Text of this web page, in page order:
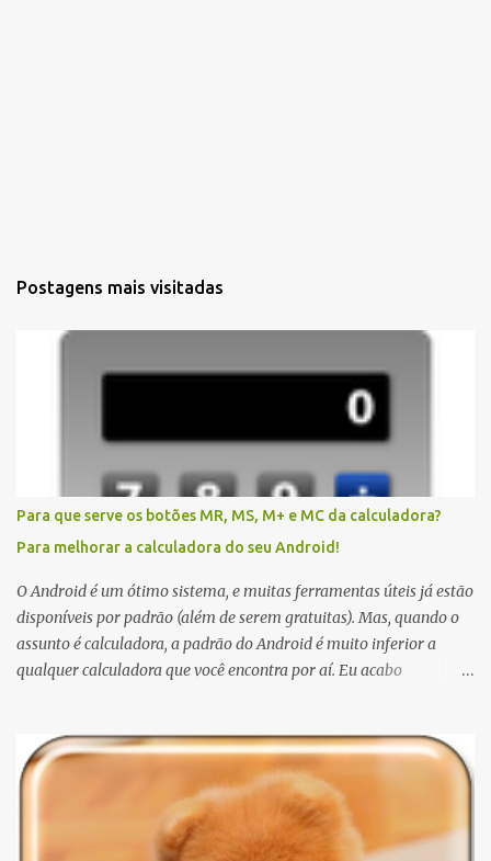
Postagens mais visitadas
Para que serve os botões MR, MS, M+ e MC da calculadora?
Para melhorar a calculadora do seu Android!
O Android é um ótimo sistema, e muitas ferramentas úteis já estão
disponíveis por padrão (além de serem gratuitas). Mas, quando o
assunto é calculadora, a padrão do Android é muito inferior a
qualquer calculadora que você encontra por aí. Eu acabo
enter), ou até mesmo fazer cálculos no Google (para isto, basta
escrever a equação no campo busca). Mas quando não tem jeito,
quando estou na rua e a única calculadora disponível é o meu
celular, fico um pouco descontente com os poucos recursos
disponíveis. Ainda bem que encontrei a Shake Calc; uma ótima